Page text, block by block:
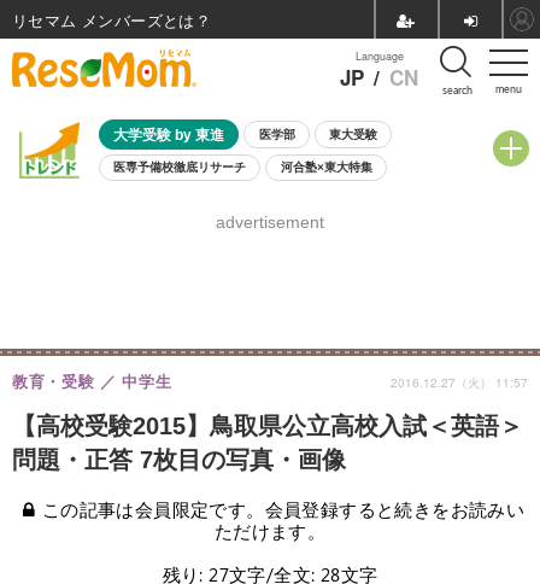
menu
Language
JP / CN search
大学受験 by 東進 医学部 東大受験
医専予備校徹底リサーチ 河合塾×東大特集
8月開催学校説明会・相談会
advertisement
【高校受験2015】鳥取県公立高校入試＜英語＞
問題・正答 7枚目の写真・画像
教育・受験 中学生 2016.12.27（火） 11:57
この記事は会員限定です。会員登録すると続きをお読みい
ただけます。
残り: 27文字/全文: 28文字
リセマム メンバーズ